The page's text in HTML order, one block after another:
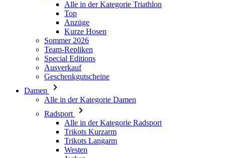
Team-Repliken
Special Editions
Ausverkauf
Geschenkgutscheine
Damen
Alle in der Kategorie Damen
Radsport
Alle in der Kategorie Radsport
Trikots Langarm
Westen
Jacken
Kurze Hosen
3/4 Lange Hosen
Lange Hosen
Baselayer